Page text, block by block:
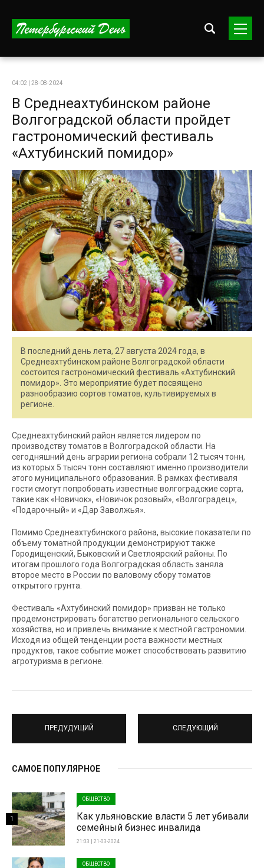
04:02 | 28-08-2024
В Среднеахтубинском районе
Волгоградской области пройдет
гастрономический фестиваль
«Ахтубинский помидор»
В последний день лета, 27 августа 2024 года, в
Среднеахтубинском районе Волгоградской области
состоится гастрономический фестиваль «Ахтубинский
помидор». Это мероприятие будет посвящено
разнообразию сортов томатов, культивируемых в
регионе.
Среднеахтубинский район является лидером по
производству томатов в Волгоградской области. На
сегодняшний день аграрии региона собрали 12 тысяч тонн,
из которых 5 тысяч тонн составляют именно производители
этого муниципального образования. В рамках фестиваля
гости смогут попробовать известные волгоградские сорта,
такие как «Новичок», «Новичок розовый», «Волгоградец»,
«Подарочный» и «Дар Заволжья».
Помимо Среднеахтубинского района, высокие показатели по
объему томатной продукции демонстрируют также
Городищенский, Быковский и Светлоярский районы. По
итогам прошлого года Волгоградская область заняла
второе место в России по валовому сбору томатов
открытого грунта.
Фестиваль «Ахтубинский помидор» призван не только
продемонстрировать богатство регионального сельского
хозяйства, но и привлечь внимание к местной гастрономии.
Исходя из общей тенденции роста важности местных
продуктов, такое событие может способствовать развитию
агротуризма в регионе.
ПРЕДУДУЩИЙ СЛЕДУЮЩИЙ
САМОЕ ПОПУЛЯРНОЕ
ОБЩЕСТВО
Как ульяновские власти 5 лет убивали
семейный бизнес инвалида
21:03 | 21-03-2024
1
ОБЩЕСТВО